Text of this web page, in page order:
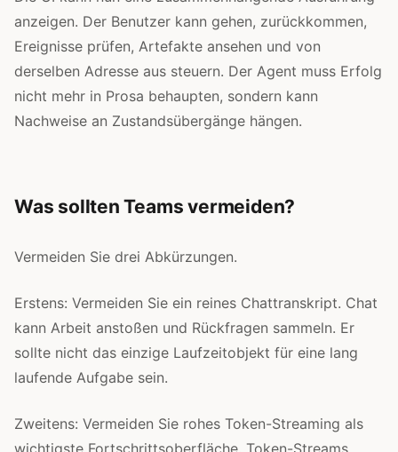
anzeigen. Der Benutzer kann gehen, zurückkommen,
Ereignisse prüfen, Artefakte ansehen und von
derselben Adresse aus steuern. Der Agent muss Erfolg
nicht mehr in Prosa behaupten, sondern kann
Nachweise an Zustandsübergänge hängen.
Was sollten Teams vermeiden?
Vermeiden Sie drei Abkürzungen.
Erstens: Vermeiden Sie ein reines Chattranskript. Chat
kann Arbeit anstoßen und Rückfragen sammeln. Er
sollte nicht das einzige Laufzeitobjekt für eine lang
laufende Aufgabe sein.
Zweitens: Vermeiden Sie rohes Token-Streaming als